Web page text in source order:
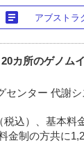
article アブストラ
カ所のゲノム
センター 代謝
込）、基本料
制の方共に